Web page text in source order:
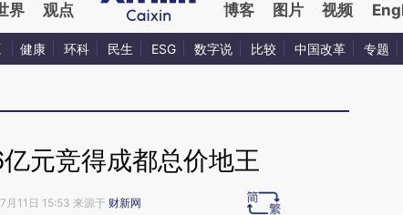
界 观点 博客 图片 视频
健康 环科 民生 ESG 数字说 比较 中国改革 专题
元竞得成都总价地王
月11日 15:53 来源于 财新网